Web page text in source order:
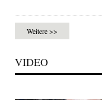
Weitere >>
VIDEO